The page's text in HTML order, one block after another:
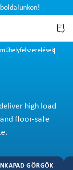
high load
floor-safe
GÖRGŐK